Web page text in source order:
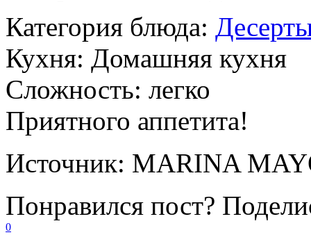
Категория блюда:
Кухня: Домашняя кухня
Сложность: легко
Приятного аппетита!
Источник: MARINA
Понравился пост?
0